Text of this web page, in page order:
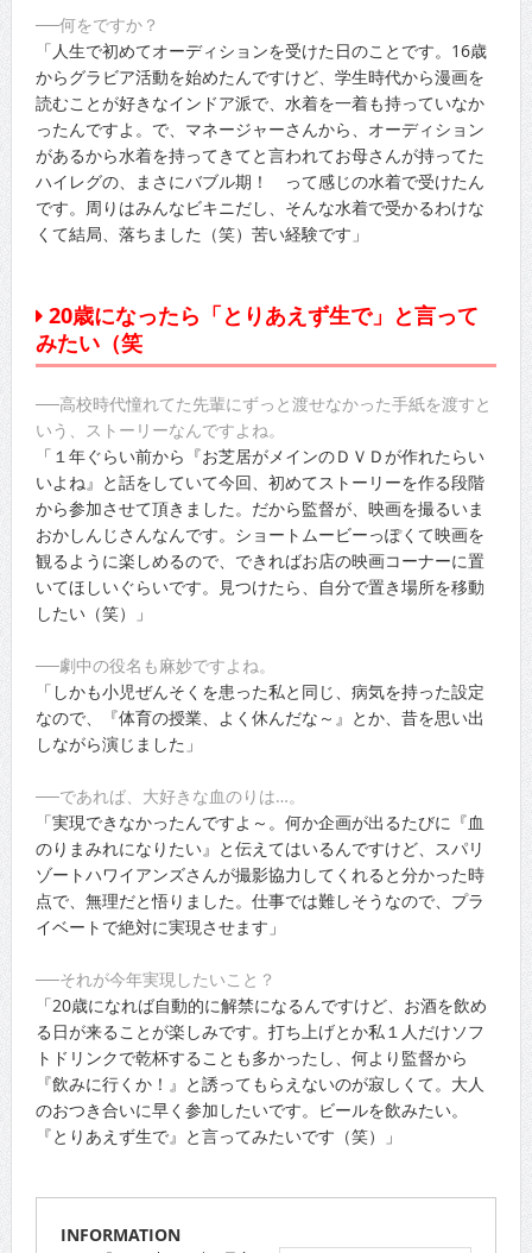
──何をですか？
「人生で初めてオーディションを受けた日のことです。16歳
からグラビア活動を始めたんですけど、学生時代から漫画を
読むことが好きなインドア派で、水着を一着も持っていなか
ったんですよ。で、マネージャーさんから、オーディション
があるから水着を持ってきてと言われてお母さんが持ってた
ハイレグの、まさにバブル期！ って感じの水着で受けたん
です。周りはみんなビキニだし、そんな水着で受かるわけな
くて結局、落ちました（笑）苦い経験です」
20歳になったら「とりあえず生で」と言って
みたい（笑
──高校時代憧れてた先輩にずっと渡せなかった手紙を渡すと
いう、ストーリーなんですよね。
「１年ぐらい前から『お芝居がメインのＤＶＤが作れたらい
いよね』と話をしていて今回、初めてストーリーを作る段階
から参加させて頂きました。だから監督が、映画を撮るいま
おかしんじさんなんです。ショートムービーっぽくて映画を
観るように楽しめるので、できればお店の映画コーナーに置
いてほしいぐらいです。見つけたら、自分で置き場所を移動
したい（笑）」
──劇中の役名も麻妙ですよね。
「しかも小児ぜんそくを患った私と同じ、病気を持った設定
なので、『体育の授業、よく休んだな～』とか、昔を思い出
しながら演じました」
──であれば、大好きな血のりは…。
「実現できなかったんですよ～。何か企画が出るたびに『血
のりまみれになりたい』と伝えてはいるんですけど、スパリ
ゾートハワイアンズさんが撮影協力してくれると分かった時
点で、無理だと悟りました。仕事では難しそうなので、プラ
イベートで絶対に実現させます」
──それが今年実現したいこと？
「20歳になれば自動的に解禁になるんですけど、お酒を飲め
る日が来ることが楽しみです。打ち上げとか私１人だけソフ
トドリンクで乾杯することも多かったし、何より監督から
『飲みに行くか！』と誘ってもらえないのが寂しくて。大人
のおつき合いに早く参加したいです。ビールを飲みたい。
『とりあえず生で』と言ってみたいです（笑）」
INFORMATION